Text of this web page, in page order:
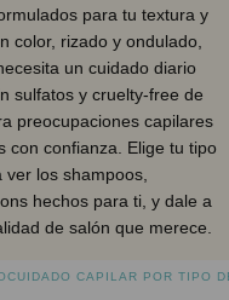
para tu textura y
color, rizado y ondulado,
un cuidado diario
sulfatos y cruelty-free de
preocupaciones capilares
con confianza. Elige tu tipo
los shampoos,
hechos para ti, y dale a
de salón que merece.
CUIDADO CAPILAR POR TIPO